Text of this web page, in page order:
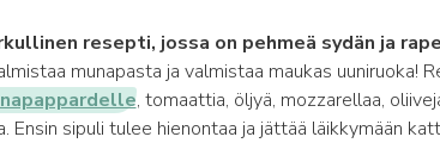
resepti, jossa on pehmeä sydän ja
munapasta ja valmistaa maukas uuniruoka!
, tomaattia, öljyä, mozzarellaa,
Ensin sipuli tulee hienontaa ja jättää läikkymään